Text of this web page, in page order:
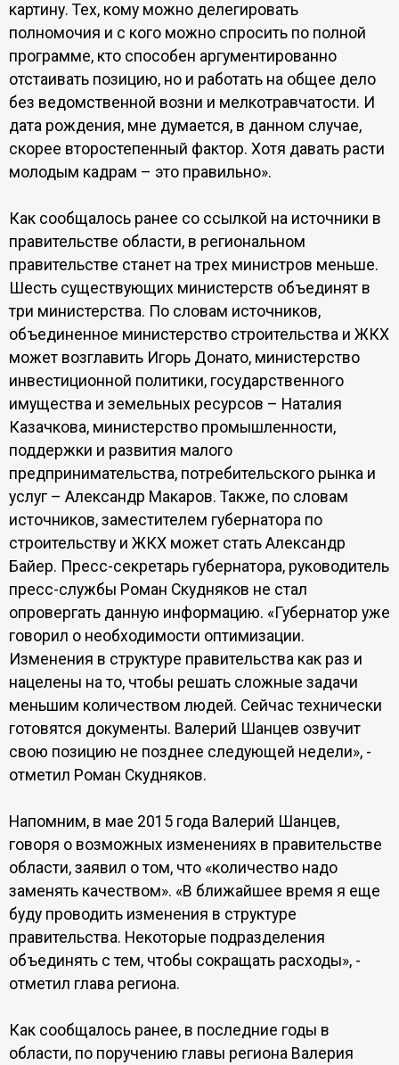
картину. Тех, кому можно делегировать
полномочия и с кого можно спросить по полной
программе, кто способен аргументированно
отстаивать позицию, но и работать на общее дело
без ведомственной возни и мелкотравчатости. И
дата рождения, мне думается, в данном случае,
скорее второстепенный фактор. Хотя давать расти
молодым кадрам – это правильно».
Как сообщалось ранее со ссылкой на источники в
правительстве области, в региональном
правительстве станет на трех министров меньше.
Шесть существующих министерств объединят в
три министерства. По словам источников,
объединенное министерство строительства и ЖКХ
может возглавить Игорь Донато, министерство
инвестиционной политики, государственного
имущества и земельных ресурсов – Наталия
Казачкова, министерство промышленности,
поддержки и развития малого
предпринимательства, потребительского рынка и
услуг – Александр Макаров. Также, по словам
источников, заместителем губернатора по
строительству и ЖКХ может стать Александр
Байер. Пресс-секретарь губернатора, руководитель
пресс-службы Роман Скудняков не стал
опровергать данную информацию. «Губернатор уже
говорил о необходимости оптимизации.
Изменения в структуре правительства как раз и
нацелены на то, чтобы решать сложные задачи
меньшим количеством людей. Сейчас технически
готовятся документы. Валерий Шанцев озвучит
свою позицию не позднее следующей недели», -
отметил Роман Скудняков.
Напомним, в мае 2015 года Валерий Шанцев,
говоря о возможных изменениях в правительстве
области, заявил о том, что «количество надо
заменять качеством». «В ближайшее время я еще
буду проводить изменения в структуре
правительства. Некоторые подразделения
объединять с тем, чтобы сокращать расходы», -
отметил глава региона.
Как сообщалось ранее, в последние годы в
области, по поручению главы региона Валерия